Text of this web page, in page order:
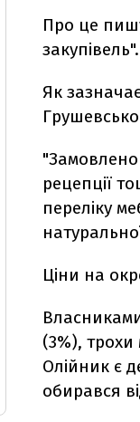
Про це
закупівель".
Як
"Замовлено
рецепції
переліку
Ціни на
(3%),
Олійник є
обирався